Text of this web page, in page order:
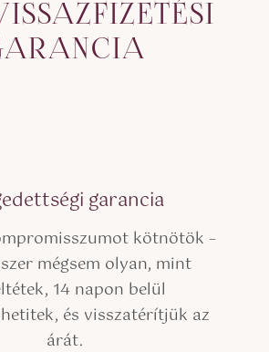
garancia
kötnötök –
mégsem olyan, mint
14 napon belül
és visszatérítjük az
árát.